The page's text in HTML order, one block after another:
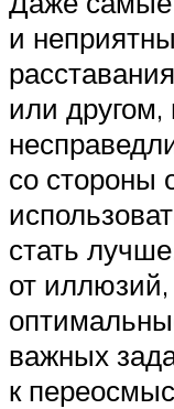
и
или
со стороны
стать
от иллюзий,
важных
к